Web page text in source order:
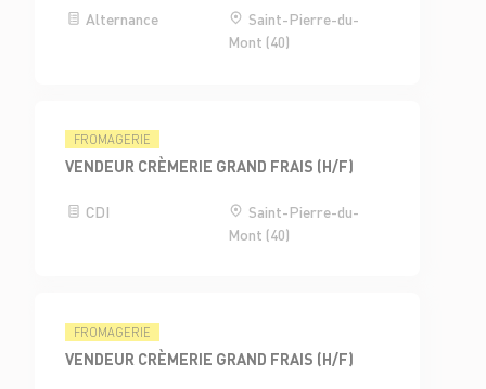
Alternance
Saint-Pierre-du-
Mont (40)
FROMAGERIE
VENDEUR CRÈMERIE GRAND FRAIS (H/F)
CDI
Saint-Pierre-du-
Mont (40)
FROMAGERIE
VENDEUR CRÈMERIE GRAND FRAIS (H/F)